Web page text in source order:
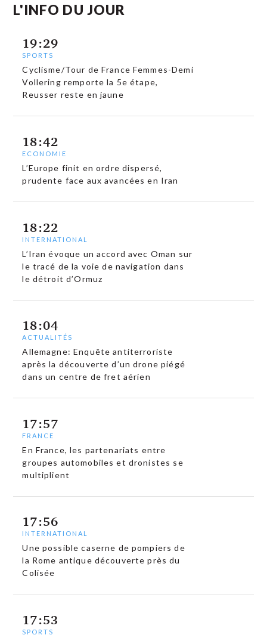
L'INFO DU JOUR
19:29
SPORTS
Cyclisme/Tour de France Femmes-Demi
Vollering remporte la 5e étape,
Reusser reste en jaune
18:42
ECONOMIE
L’Europe finit en ordre dispersé,
prudente face aux avancées en Iran
18:22
INTERNATIONAL
L’Iran évoque un accord avec Oman sur
le tracé de la voie de navigation dans
le détroit d’Ormuz
18:04
ACTUALITÉS
Allemagne: Enquête antiterroriste
après la découverte d’un drone piégé
dans un centre de fret aérien
17:57
FRANCE
En France, les partenariats entre
groupes automobiles et dronistes se
multiplient
17:56
INTERNATIONAL
Une possible caserne de pompiers de
la Rome antique découverte près du
Colisée
17:53
SPORTS